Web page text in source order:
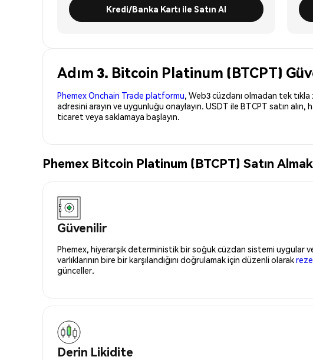
Kredi/Banka Kartı ile Satın Al
Adım 3. Bitcoin Platinum (BTCPT)
Phemex Onchain Trade platformu, Web3 cüzdanı olmadan tek
adresini arayın ve uygunluğu onaylayın. USDT ile BTCPT satın
ticaret veya saklamaya başlayın.
Phemex Bitcoin Platinum (BTCPT) Satın
Güvenilir
Phemex, hiyerarşik deterministik bir soğuk cüzdan sistemi uygular ve
varlıklarının bire bir karşılandığını doğrulamak için düzenli olarak
günceller.
Derin Likidite